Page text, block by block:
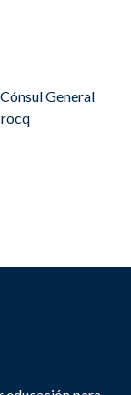
General